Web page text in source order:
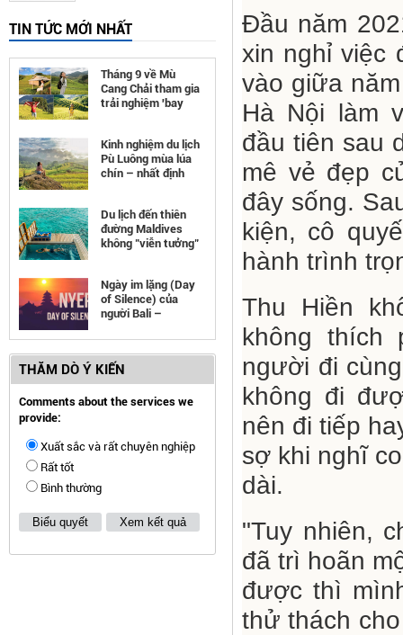
TIN TỨC MỚI NHẤT
Tháng 9 về Mù
Cang Chải tham gia
trải nghiệm 'bay
Kinh nghiệm du lịch
Pù Luông mùa lúa
chín – nhất định
Du lịch đến thiên
đường Maldives
không "viễn tưởng"
Ngày im lặng (Day
of Silence) của
người Bali –
THĂM DÒ Ý KIẾN
Comments about the services we
provide:
Xuất sắc và rất chuyên nghiệp
Rất tốt
Bình thường
Biểu quyết Xem kết quả
Đầu năm
xin nghỉ việc
vào giữa
Hà Nội làm
đầu tiên sau
mê vẻ đẹp
đây sống.
kiện, cô
hành trình
Thu Hiền
không thích
người đi
không đi
nên đi tiếp
sợ khi nghĩ
dài.
"Tuy nhiên,
đã trì hoãn
được thì
thử thách